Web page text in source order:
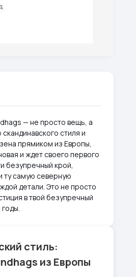
— не просто вещь, а
стиля и
прямиком из Европы,
и ждет своего первого
безупречный крой,
ту самую северную
детали. Это не просто
в твой безупречный
стиль:
из Европы